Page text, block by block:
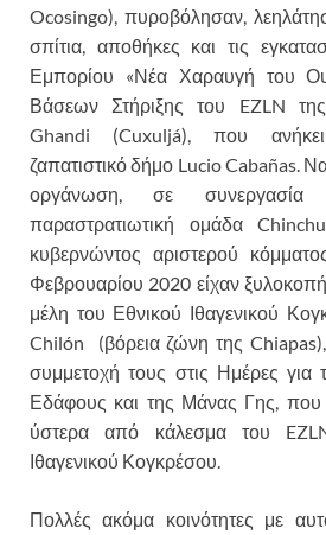
Ocosingo), πυροβόλησαν,
σπίτια, αποθήκες και τις
Εμπορίου «Νέα Χαραυγή του
Βάσεων Στήριξης του EZLN
Ghandi (Cuxuljá), που
ζαπατιστικό δήμο Lucio Cabañas.
οργάνωση, σε
παραστρατιωτική ομάδα
κυβερνώντος αριστερού
Φεβρουαρίου 2020 είχαν
μέλη του Εθνικού Ιθαγενικού
Chilón (βόρεια ζώνη της Chiapas),
συμμετοχή τους στις Ημέρες
Εδάφους και της Μάνας Γης, που
ύστερα από κάλεσμα του
Ιθαγενικού Κογκρέσου.
Πολλές ακόμα κοινότητες με